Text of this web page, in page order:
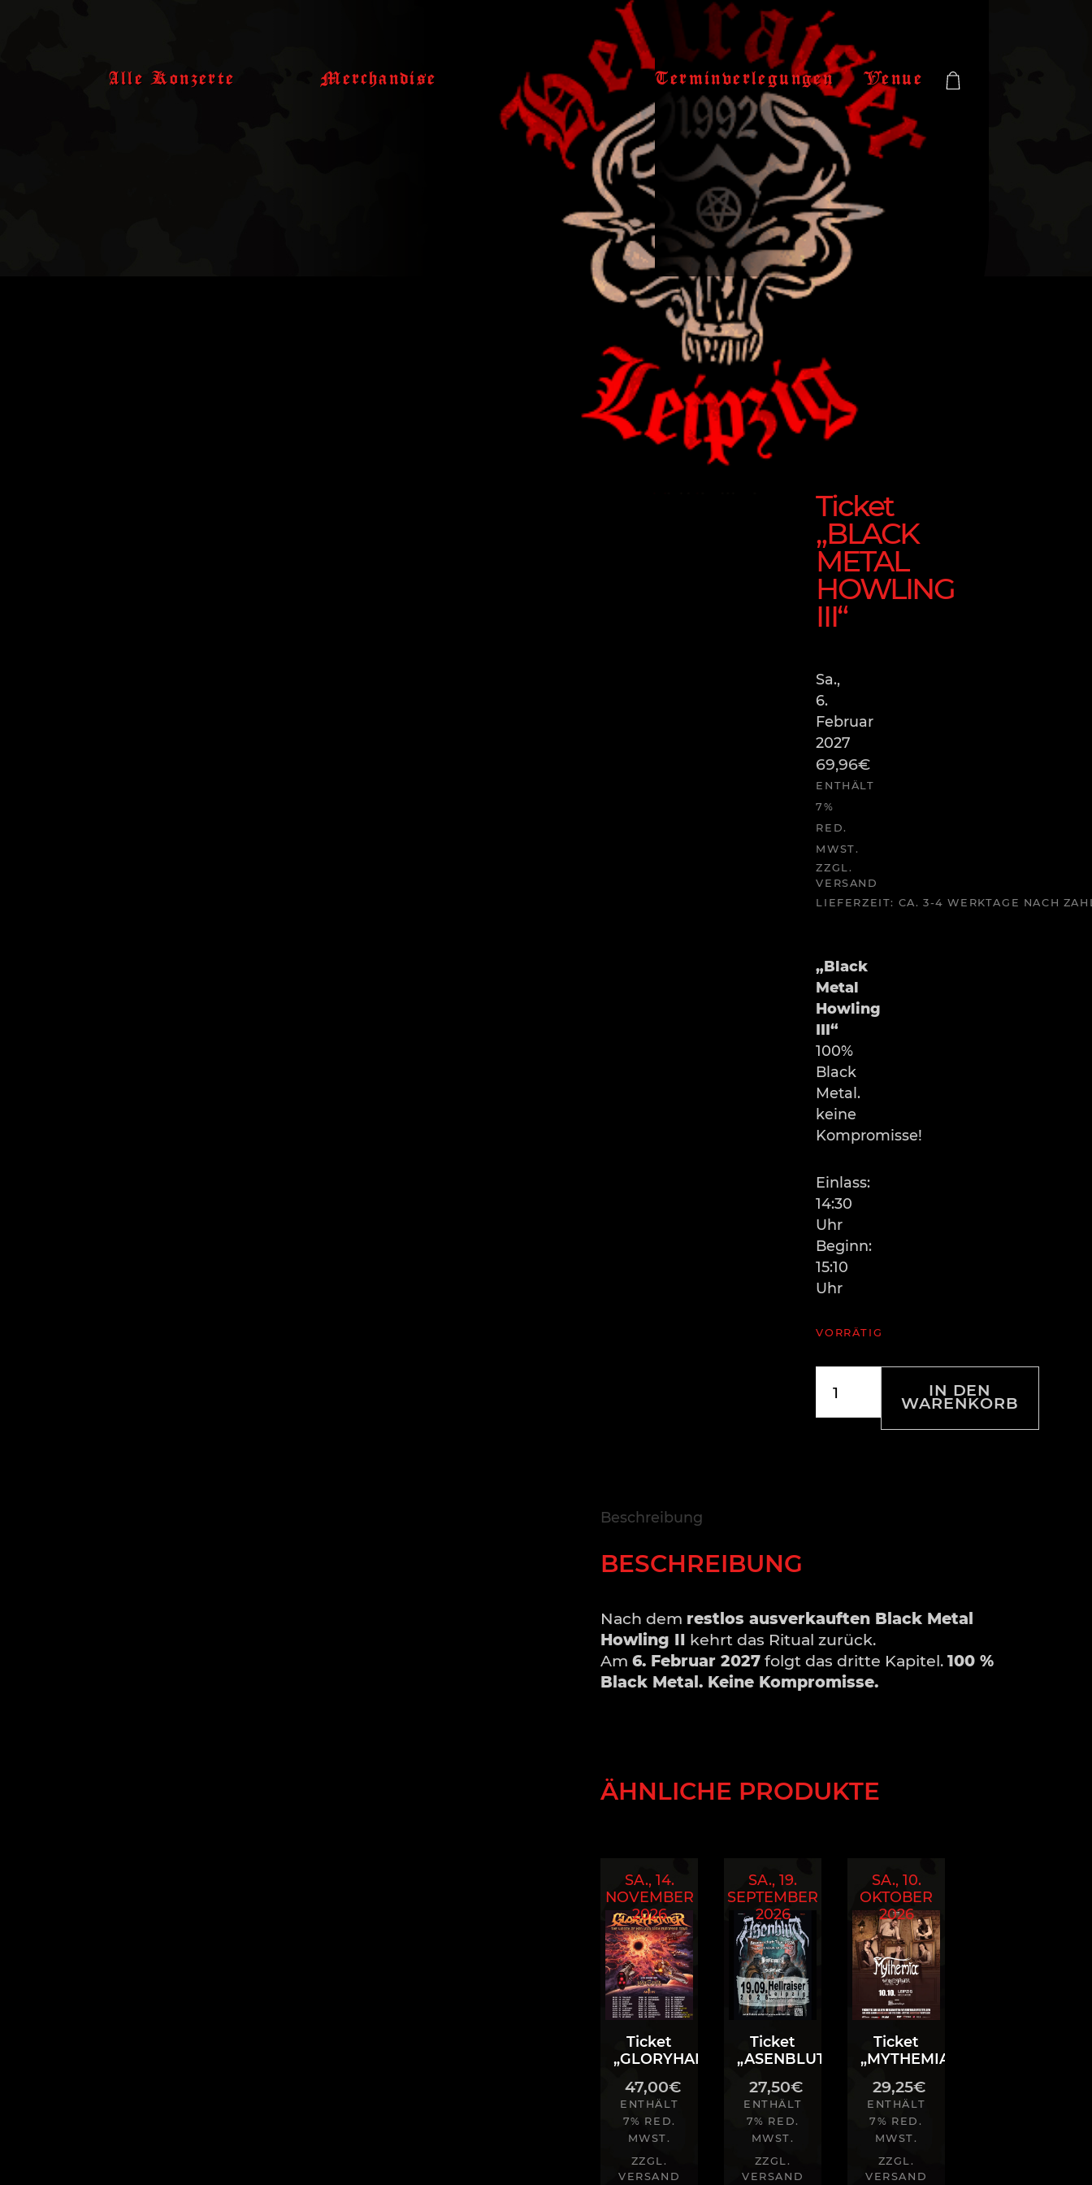
Alle Konzerte Merchandise Terminverlegungen Venue
Ticket
„BLACK
METAL
HOWLING
III“
Sa.,
6.
Februar
2027
69,96€
ENTHÄLT
7%
RED.
MWST.
ZZGL.
VERSAND
LIEFERZEIT: CA. 3-4 WERKTAGE NACH
„Black
Metal
Howling
III“
100%
Black
Metal.
keine
Kompromisse!
Einlass:
14:30
Uhr
Beginn:
15:10
Uhr
VORRÄTIG
"BLACK
METAL
IN DEN
WARENKORB
Beschreibung
BESCHREIBUNG
Nach dem restlos ausverkauften Black Metal
Howling II kehrt das Ritual zurück.
Am6. Februar 2027 folgt das dritte Kapitel.100 %
Black Metal. Keine Kompromisse.
ÄHNLICHE PRODUKTE
Ticket
„GLORYHAMMER“
47,00€
ENTHÄLT
7% RED.
MWST.
ZZGL.
VERSAND
SA., 14.
NOVEMBER
2026
Ticket
„ASENBLUT“
27,50€
ENTHÄLT
7% RED.
MWST.
ZZGL.
VERSAND
SA., 19.
SEPTEMBER
2026
Ticket
„MYTHEMIA“
29,25€
ENTHÄLT
7% RED.
MWST.
ZZGL.
VERSAND
SA., 10.
OKTOBER
2026